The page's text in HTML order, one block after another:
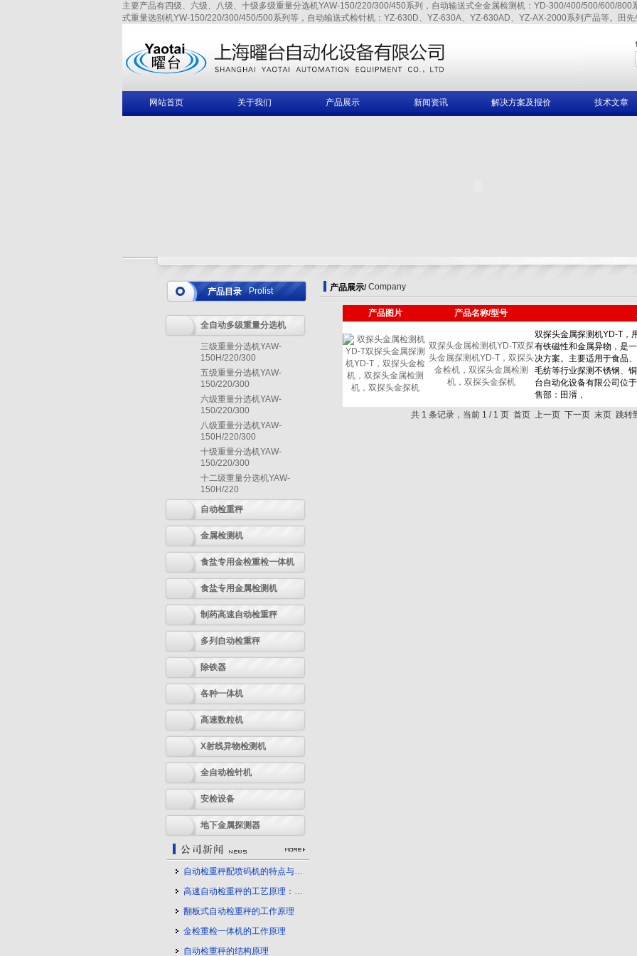
主要产品有四级、六级、八级、十级多级重量分选机YAW-150/220/300/450系列，自动输送式全金属检测机：YD-300/400/500/600/
式重量选别机YW-150/220/300/450/500系列等，自动输送式检针机：YZ-630D、YZ-630A、YZ-630AD、YZ-AX-2000系列产品等。田
网站首页 关于我们 产品展示 新闻资讯 解决方案及报价 技术文章
产品目录 Prolist
全自动多级重量分选机
三级重量分选机YAW-
150H/220/300
五级重量分选机YAW-
150/220/300
六级重量分选机YAW-
150/220/300
八级重量分选机YAW-
150H/220/300
十级重量分选机YAW-
150/220/300
十二级重量分选机YAW-
150H/220
自动检重秤
金属检测机
食盐专用金检重检一体机
食盐专用金属检测机
制药高速自动检重秤
多列自动检重秤
除铁器
各种一体机
高速数粒机
X射线异物检测机
全自动检针机
安检设备
地下金属探测器
自动检重秤配喷码机的特点与应用
高速自动检重秤的工艺原理：守护产品质量的幕后力量
翻板式自动检重秤的工作原理
金检重检一体机的工作原理
自动检重秤的结构原理
产品展示/ Company
产品图片 产品名称/型号
双探头金属检测机YD-T双探
头金属探测机YD-T，双探头
金检机，双探头金属检测
机，双探头金探机
共 1 条记录，当前 1 / 1 页 首页 上一页 下一页 末页 跳转